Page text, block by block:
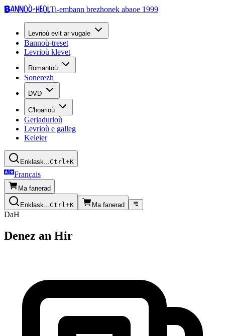
Bannoù-heolTi-embann brezhonek abaoe 1999
Levrioù evit ar vugale
Bannoù-treset
Levrioù klevet
Romantoù
Sonerezh
DVD
C'hoarioù
Geriadurioù
Levrioù e galleg
Keleier
Enklask...Ctrl+K
Français
Ma fanerad
Enklask...Ctrl+K Ma fanerad
DaH
Denez an Hir